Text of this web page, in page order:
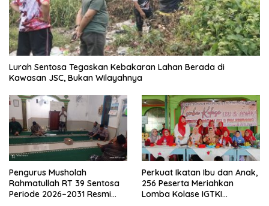
Lurah Sentosa Tegaskan Kebakaran Lahan Berada di
Kawasan JSC, Bukan Wilayahnya
Pengurus Musholah
Rahmatullah RT 39 Sentosa
Periode 2026–2031 Resmi
Perkuat Ikatan Ibu dan Anak,
256 Peserta Meriahkan
Lomba Kolase IGTKI